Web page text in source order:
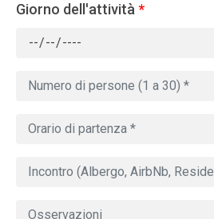
Giorno dell'attività *